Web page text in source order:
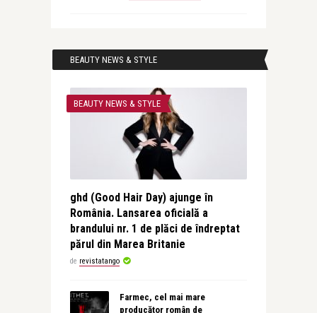
BEAUTY NEWS & STYLE
BEAUTY NEWS & STYLE
ghd (Good Hair Day) ajunge în
România. Lansarea oficială a
brandului nr. 1 de plăci de îndreptat
părul din Marea Britanie
de revistatango
Farmec, cel mai mare
producător român de